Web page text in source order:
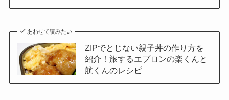
あわせて読みたい
ZIPでとじない親子丼の作り方を
紹介！旅するエプロンの楽くんと
航くんのレシピ